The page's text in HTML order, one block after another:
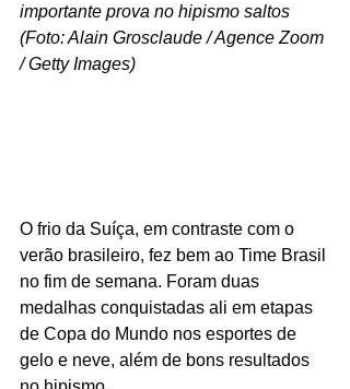
importante prova no hipismo saltos
(Foto: Alain Grosclaude / Agence Zoom
/ Getty Images)
O frio da Suíça, em contraste com o
verão brasileiro, fez bem ao Time Brasil
no fim de semana. Foram duas
medalhas conquistadas ali em etapas
de Copa do Mundo nos esportes de
gelo e neve, além de bons resultados